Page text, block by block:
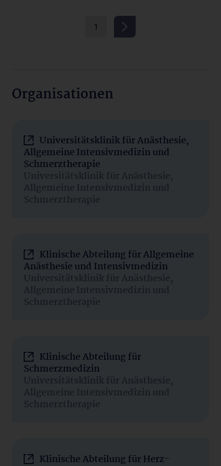
1
Organisationen
Universitätsklinik für Anästhesie,
Allgemeine Intensivmedizin und
Schmerztherapie
Universitätsklinik für Anästhesie,
Allgemeine Intensivmedizin und
Schmerztherapie
Klinische Abteilung für Allgemeine
Anästhesie und Intensivmedizin
Universitätsklinik für Anästhesie,
Allgemeine Intensivmedizin und
Schmerztherapie
Klinische Abteilung für
Schmerzmedizin
Universitätsklinik für Anästhesie,
Allgemeine Intensivmedizin und
Schmerztherapie
Klinische Abteilung für Herz-